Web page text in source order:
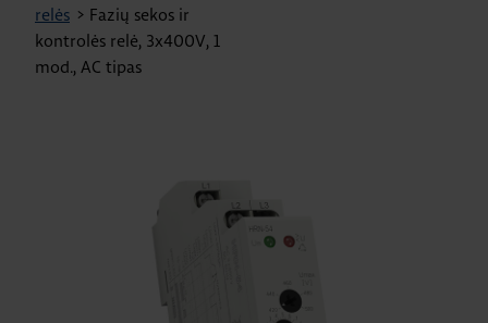
relės > Fazių sekos ir
kontrolės relė, 3x400V, 1
mod., AC tipas